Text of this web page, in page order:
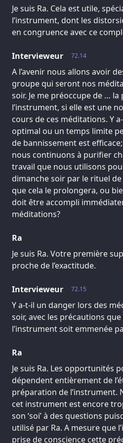
Je suis Ra. Cela est utile,
l’instrument, dont les
en congruence avec ce
72.14
Intervieweur
A l’avenir nous allons avoir
groupe qui seront nos
soir. Je me préoccupe de …
l’instrument, si elle est une
cours de ces méditations. Y
optimal ou un temps limite
de bannissement est
nous continuons à purifier
travail que nous utilisons
dimanche soir par le rituel
que cela le prolongera, ou
doit être accompli
méditations?
Ra
Je suis Ra. Votre première
proche de l’exactitude.
72.15
Intervieweur
Y a-t-il un danger lors des
soir, avec les précautions
l’instrument soit emmenée
Ra
Je suis Ra. Les opportunités
dépendent entièrement de
préparation de l’instrument.
cet instrument est encore
son ‘soi’ à des questions
utilisé par Ra. A mesure que
prise de conscience cette